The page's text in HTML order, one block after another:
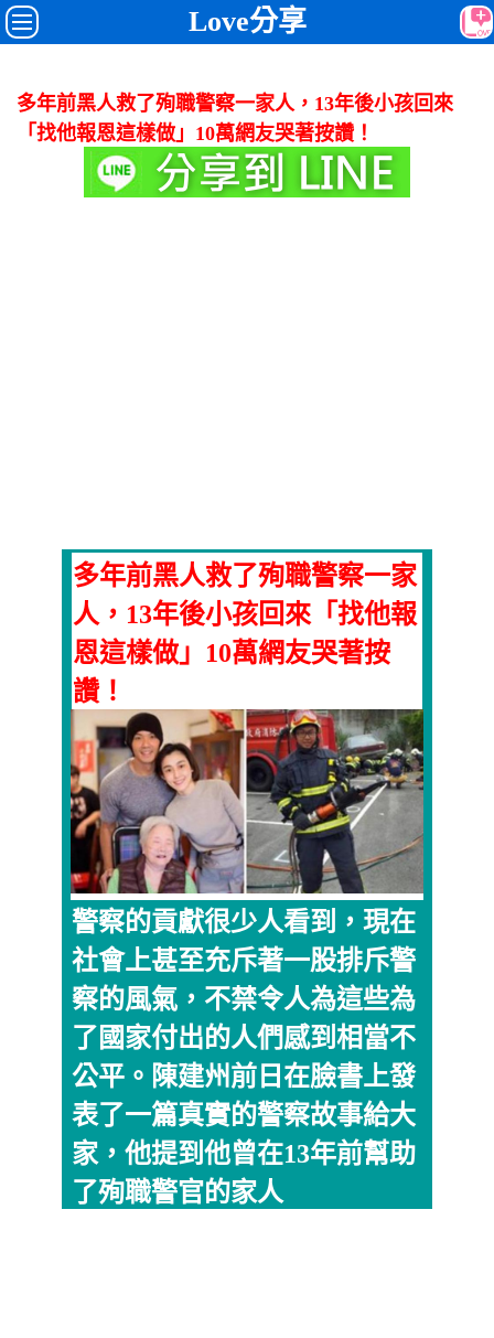
Love分享
多年前黑人救了殉職警察一家人，13年後小孩回來
「找他報恩這樣做」10萬網友哭著按讚！
多年前黑人救了殉職警察一家
人，13年後小孩回來「找他報
恩這樣做」10萬網友哭著按
讚！
警察的貢獻很少人看到，現在
社會上甚至充斥著一股排斥警
察的風氣，不禁令人為這些為
了國家付出的人們感到相當不
公平。陳建州前日在臉書上發
表了一篇真實的警察故事給大
家，他提到他曾在13年前幫助
了殉職警官的家人